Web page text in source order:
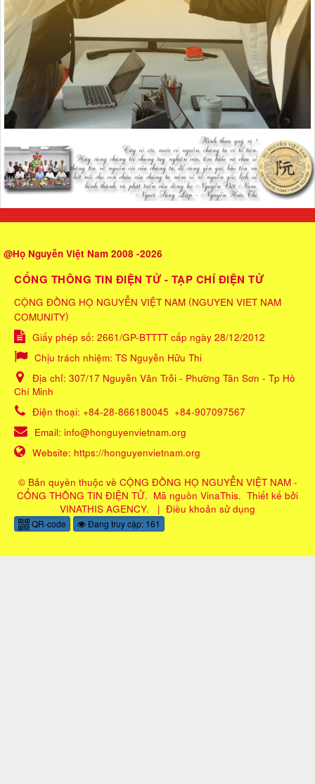
@Họ Nguyễn Việt Nam 2008 -2026
CỔNG THÔNG TIN ĐIỆN TỬ - TẠP CHÍ ĐIỆN TỬ
CỘNG ĐỒNG HỌ NGUYỄN VIỆT NAM (NGUYEN VIET NAM
COMUNITY)
Giấy phép số: 2661/GP-BTTTT cấp ngày 28/12/2012
Chịu trách nhiệm: TS Nguyễn Hữu Thi
Địa chỉ: 307/17 Nguyễn Văn Trỗi - Phường Tân Sơn - Tp Hồ
Chí Minh
Điện thoại: +84-28-866180045 +84-907097567
Email: info@honguyenvietnam.org
Website: https://honguyenvietnam.org
© Bản quyền thuộc về CỘNG ĐỒNG HỌ NGUYỄN VIỆT NAM -
CỔNG THÔNG TIN ĐIỆN TỬ. Mã nguồn VinaThis. Thiết kế bởi
VINATHIS AGENCY. | Điều khoản sử dụng
QR-code Đang truy cập: 161